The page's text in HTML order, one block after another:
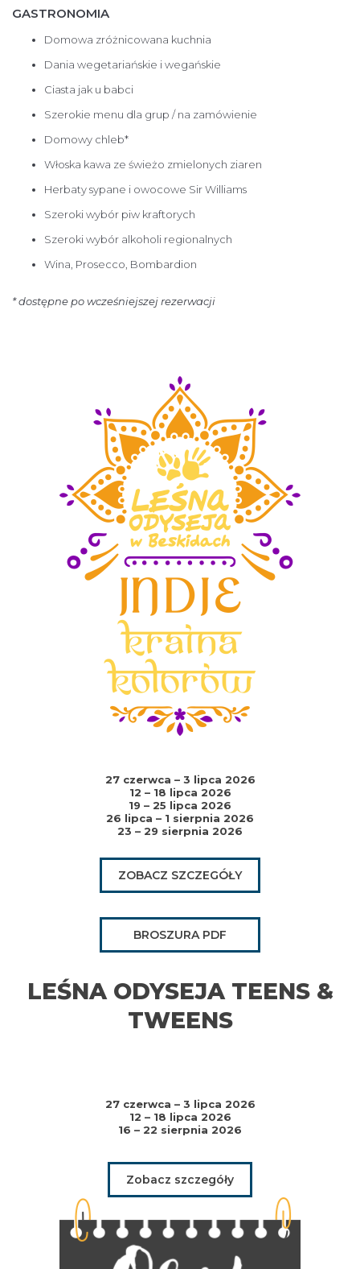
GASTRONOMIA
Domowa zróżnicowana kuchnia
Dania wegetariańskie i wegańskie
Ciasta jak u babci
Szerokie menu dla grup / na zamówienie
Domowy chleb*
Włoska kawa ze świeżo zmielonych ziaren
Herbaty sypane i owocowe Sir Williams
Szeroki wybór piw kraftorych
Szeroki wybór alkoholi regionalnych
Wina, Prosecco, Bombardion
* dostępne po wcześniejszej rezerwacji
27 czerwca – 3 lipca 2026
12 – 18 lipca 2026
19 – 25 lipca 2026
26 lipca – 1 sierpnia 2026
23 – 29 sierpnia 2026
ZOBACZ SZCZEGÓŁY
BROSZURA PDF
LEŚNA ODYSEJA TEENS &
TWEENS
27 czerwca – 3 lipca 2026
12 – 18 lipca 2026
16 – 22 sierpnia 2026
Zobacz szczegóły